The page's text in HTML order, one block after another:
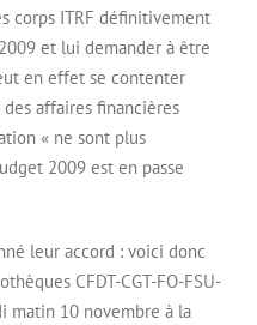
corps ITRF définitivement
et lui demander à être
en effet se contenter
affaires financières
« ne sont plus
2009 est en passe
leur accord : voici donc
CFDT-CGT-FO-FSU-
matin 10 novembre à la